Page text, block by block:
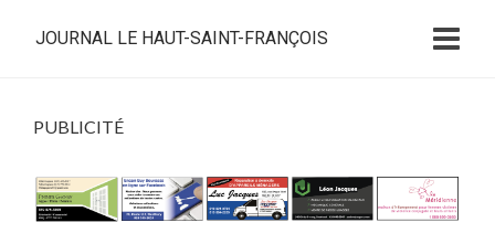
JOURNAL LE HAUT-SAINT-FRANÇOIS
PUBLICITÉ